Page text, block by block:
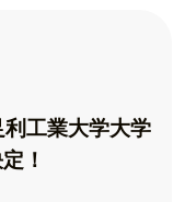
利工業大学大学
！